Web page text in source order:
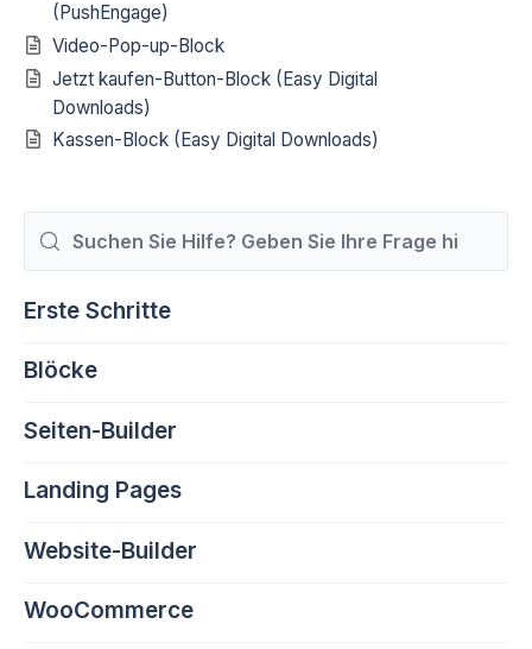
(PushEngage)
Video-Pop-up-Block
Jetzt kaufen-Button-Block (Easy Digital
Downloads)
Kassen-Block (Easy Digital Downloads)
nach
Erste Schritte
Blöcke
Seiten-Builder
Landing Pages
Website-Builder
WooCommerce